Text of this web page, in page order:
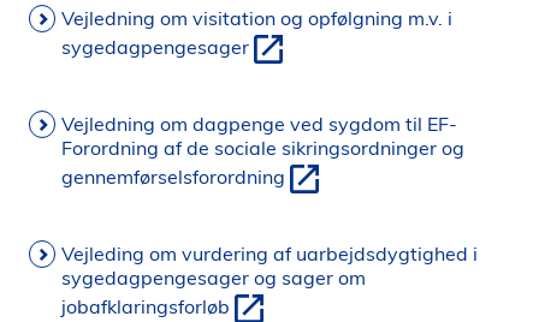
Vejledning om visitation og opfølgning m.v. i
sygedagpengesager
Vejledning om dagpenge ved sygdom til EF-
Forordning af de sociale sikringsordninger og
gennemførselsforordning
Vejleding om vurdering af uarbejdsdygtighed i
sygedagpengesager og sager om
jobafklaringsforløb